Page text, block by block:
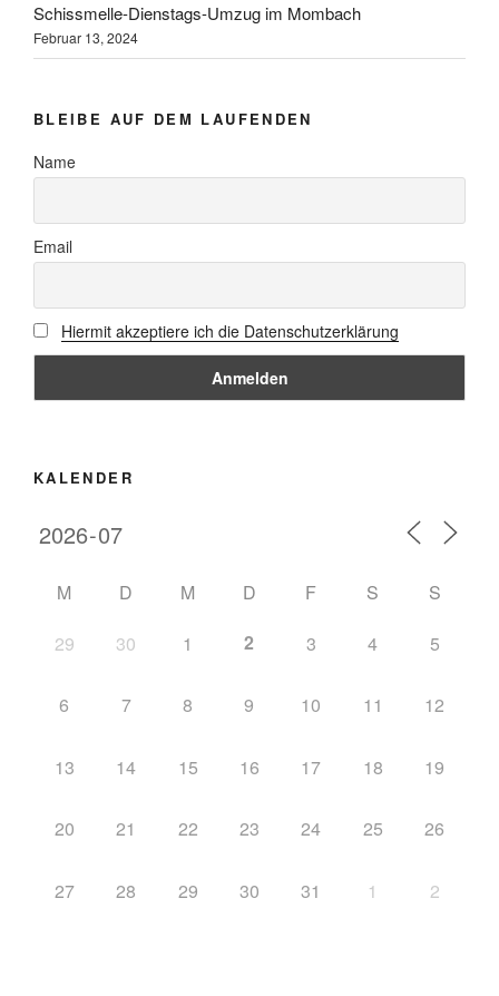
Schissmelle-Dienstags-Umzug im Mombach
Februar 13, 2024
BLEIBE AUF DEM LAUFENDEN
Name
Email
Hiermit akzeptiere ich die Datenschutzerklärung
KALENDER
M D M D F S
S
29
30 1 2 3 4 5
6 7 8 9 10 11 12
13 14 15 16 17 18 19
20 21 22 23 24 25 26
27 28 29 30 31 1 2